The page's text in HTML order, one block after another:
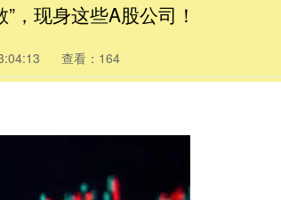
，现身这些A股公司！
查看：164